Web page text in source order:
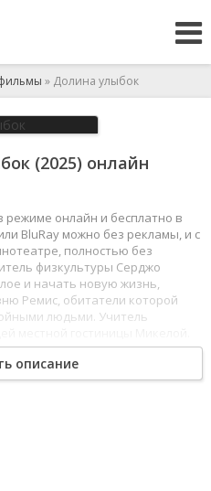
» Долина улыбок
(2025) онлайн
режиме онлайн и бесплатно в
BluRay можно без рекламы, и с
полностью без
физкультуры Серджо
и начать новую жизнь,
Ремис, обитатели которой
людьми. Учитель
Серджо, что в
ритуал. Чтобы
и переживаний, все жители
Маттео, которого называют
описание